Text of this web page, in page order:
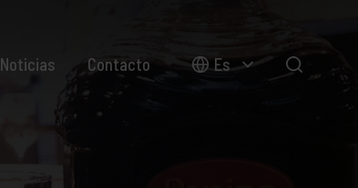
Noticias Contacto Es